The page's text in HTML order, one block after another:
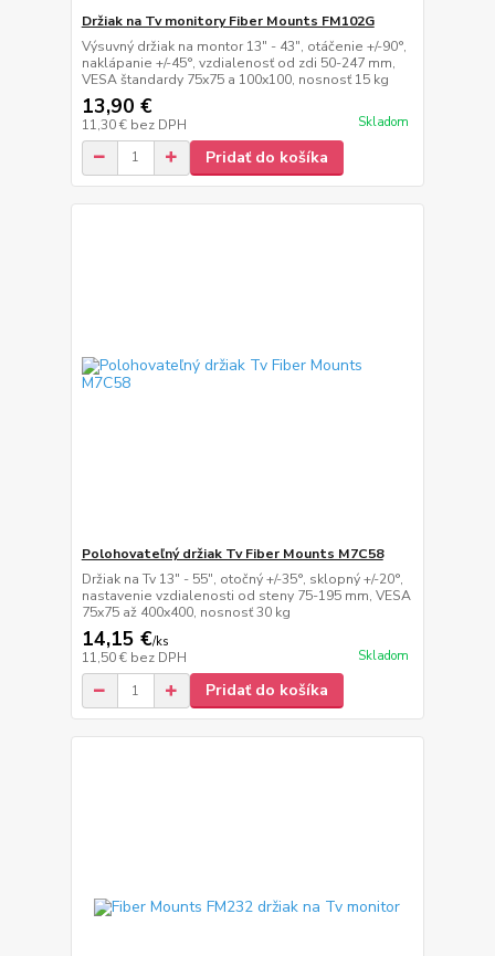
Držiak na Tv monitory Fiber Mounts FM102G
Výsuvný držiak na montor 13" - 43", otáčenie +/-90°,
naklápanie +/-45°, vzdialenosť od zdi 50-247 mm,
VESA štandardy 75x75 a 100x100, nosnosť 15 kg
13,90 €
11,30 € bez DPH Skladom
Pridať do košíka
Polohovateľný držiak Tv Fiber Mounts M7C58
Držiak na Tv 13" - 55", otočný +/-35°, sklopný +/-20°,
nastavenie vzdialenosti od steny 75-195 mm, VESA
75x75 až 400x400, nosnosť 30 kg
14,15 €/ks
11,50 € bez DPH Skladom
Pridať do košíka